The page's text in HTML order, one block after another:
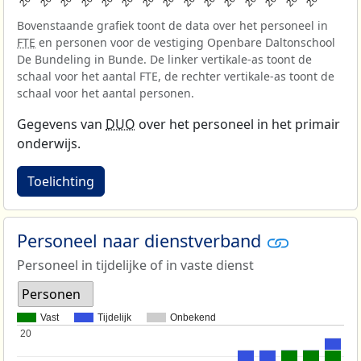
Bovenstaande grafiek toont de data over het personeel in
FTE en personen voor de vestiging Openbare Daltonschool
De Bundeling in Bunde. De linker vertikale-as toont de
schaal voor het aantal FTE, de rechter vertikale-as toont de
schaal voor het aantal personen.
Gegevens van DUO over het personeel in het primair
onderwijs.
Toelichting
Personeel naar dienstverband
Personeel in tijdelijke of in vaste dienst
Personen
Vast Tijdelijk Onbekend
20
20